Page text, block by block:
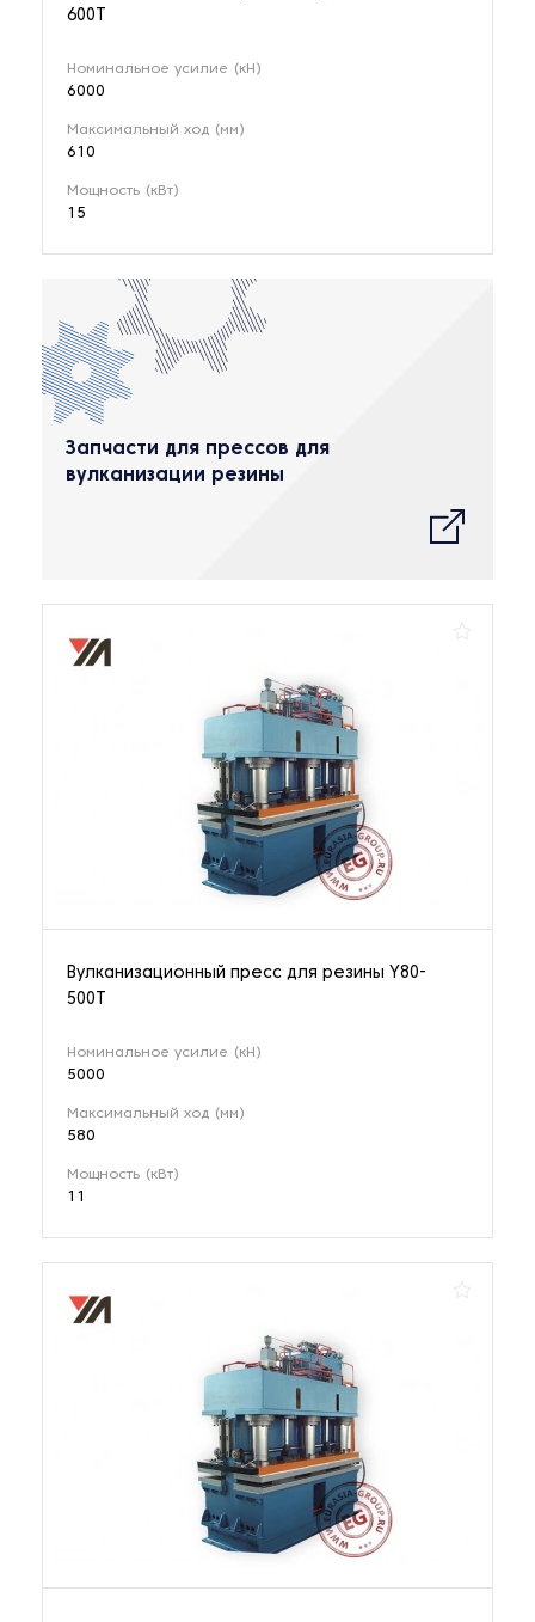
600T
Номинальное усилие (кН)
6000
Максимальный ход (мм)
610
Мощность (кВт)
15
Запчасти для прессов для
вулканизации резины
Вулканизационный пресс для резины Y80-
500T
Номинальное усилие (кН)
5000
Максимальный ход (мм)
580
Мощность (кВт)
11